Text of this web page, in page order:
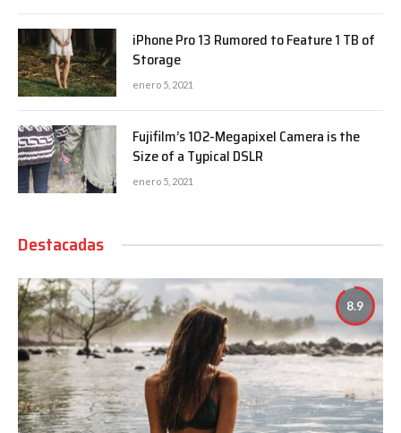
iPhone Pro 13 Rumored to Feature 1 TB of
Storage
enero 5, 2021
Fujifilm’s 102-Megapixel Camera is the
Size of a Typical DSLR
enero 5, 2021
Destacadas
8.9